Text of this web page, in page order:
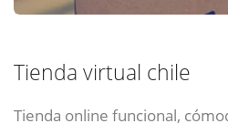
Tienda virtual chile
Tienda online funcional,